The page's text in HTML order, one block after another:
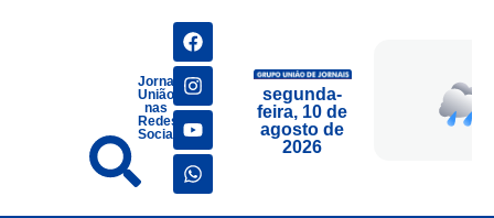
Jornais
União
nas
Redes
Sociais
segunda-
feira, 10 de
agosto de
2026